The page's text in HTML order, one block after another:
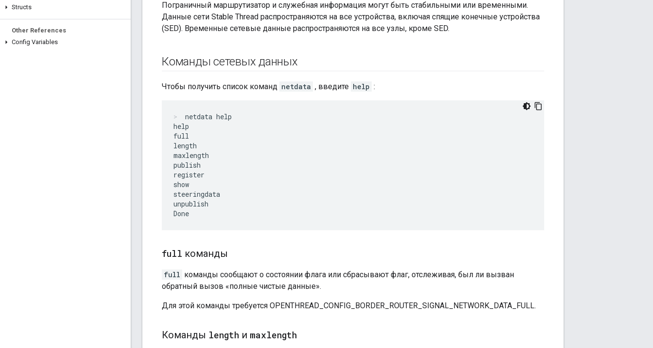
Structs
Other References
Config Variables
Пограничный маршрутизатор и служебная информация могут быть стабильными или временными.
Данные сети Stable Thread распространяются на все устройства, включая спящие конечные устройства
(SED). Временные сетевые данные распространяются на все узлы, кроме SED.
Команды сетевых данных
Чтобы получить список команд netdata , введите help :
netdata help
help
full
length
maxlength
publish
register
show
steeringdata
unpublish
full команды
full команды сообщают о состоянии флага или сбрасывают флаг, отслеживая, был ли вызван
обратный вызов «полные чистые данные».
Для этой команды требуется OPENTHREAD_CONFIG_BORDER_ROUTER_SIGNAL_NETWORK_DATA_FULL.
Команды length и maxlength